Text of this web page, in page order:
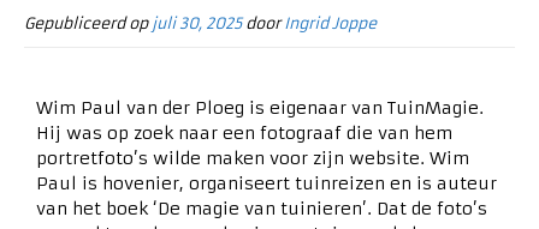
Gepubliceerd op juli 30, 2025doorIngrid Joppe
Wim Paul van der Ploeg is eigenaar van TuinMagie.
Hij was op zoek naar een fotograaf die van hem
portretfoto’s wilde maken voor zijn website. Wim
Paul is hovenier, organiseert tuinreizen en is auteur
van het boek ‘De magie van tuinieren’. Dat de foto’s